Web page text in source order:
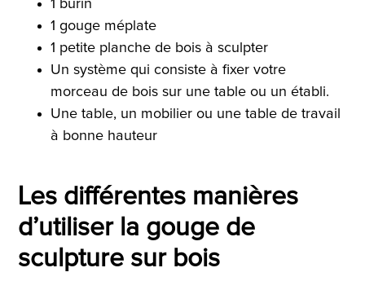
1 burin
1 gouge méplate
1 petite planche de bois à sculpter
Un système qui consiste à fixer votre
morceau de bois sur une table ou un établi.
Une table, un mobilier ou une table de travail
à bonne hauteur
Les différentes manières
d’utiliser la gouge de
sculpture sur bois